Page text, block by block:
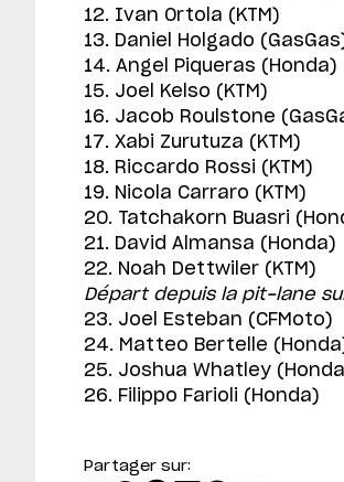
12. Ivan Ortola (KTM)
13. Daniel Holgado
14. Angel Piqueras (Honda)
15. Joel Kelso (KTM)
16. Jacob Roulstone
17. Xabi Zurutuza (KTM)
18. Riccardo Rossi (KTM)
19. Nicola Carraro (KTM)
20. Tatchakorn Buasri
21. David Almansa (Honda)
22. Noah Dettwiler (KTM)
Départ depuis la pit-lane
23. Joel Esteban (CFMoto)
24. Matteo Bertelle
25. Joshua Whatley
26. Filippo Farioli (Honda)
Partager sur: